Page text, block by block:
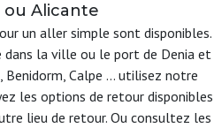
ou Alicante
un aller simple sont disponibles.
dans la ville ou le port de Denia et
Benidorm, Calpe ... utilisez notre
les options de retour disponibles
lieu de retour. Ou consultez les